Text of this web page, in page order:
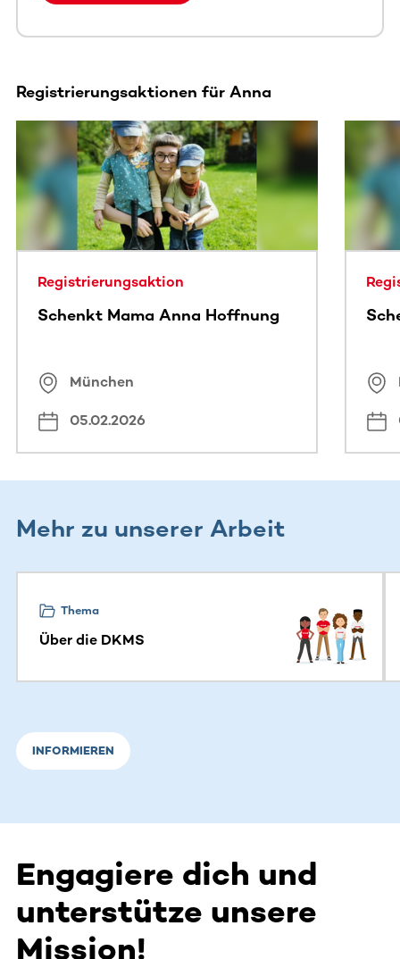
Registrierungsaktionen für Anna
Dieser Bereich enthält horizontal scrollbare Inhalte.
Registrierungsaktion
Schenkt Mama Anna Hoffnung
München
05.02.2026
Mehr zu unserer Arbeit
Thema
Über die DKMS
INFORMIEREN
Engagiere dich und
unterstütze unsere
Mission!